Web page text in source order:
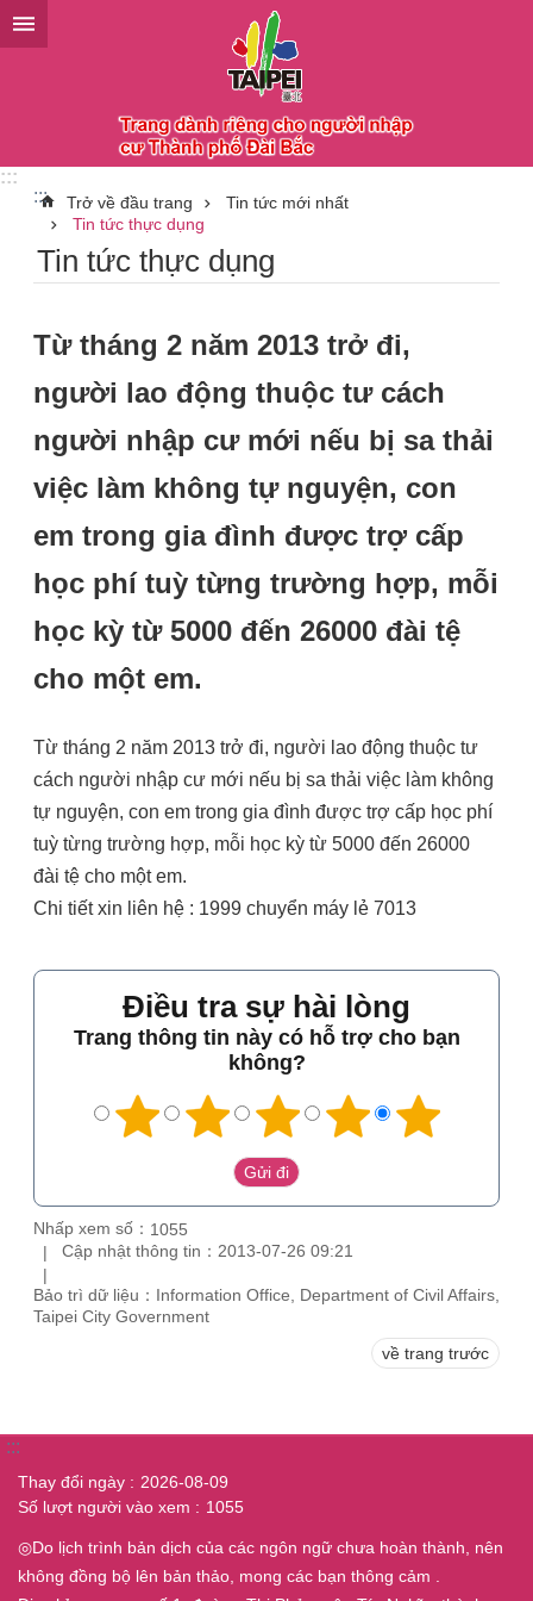
Chuyển đến khối nội dung chính
:::
:::
Trở về đầu trang
Tin tức mới nhất
Tin tức thực dụng
Tin tức thực dụng
Từ tháng 2 năm 2013 trở đi,
người lao động thuộc tư cách
người nhập cư mới nếu bị sa thải
việc làm không tự nguyện, con
em trong gia đình được trợ cấp
học phí tuỳ từng trường hợp, mỗi
học kỳ từ 5000 đến 26000 đài tệ
cho một em.
Từ tháng 2 năm 2013 trở đi, người lao động thuộc tư
cách người nhập cư mới nếu bị sa thải việc làm không
tự nguyện, con em trong gia đình được trợ cấp học phí
tuỳ từng trường hợp, mỗi học kỳ từ 5000 đến 26000
đài tệ cho một em.
Chi tiết xin liên hệ : 1999 chuyển máy lẻ 7013
Điều tra sự hài lòng
Trang thông tin này có hỗ trợ cho bạn
không?
Nhấp xem số： 1055
Cập nhật thông tin：2013-07-26 09:21
Bảo trì dữ liệu：Information Office, Department of Civil Affairs,
Taipei City Government
về trang trước
:::
Thay đổi ngày
2026-08-09
Số lượt người vào xem
1055
◎Do lịch trình bản dịch của các ngôn ngữ chưa hoàn thành, nên
không đồng bộ lên bản thảo, mong các bạn thông cảm .